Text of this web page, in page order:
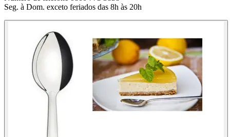
Seg. à Dom. exceto feriados das 8h às 20h